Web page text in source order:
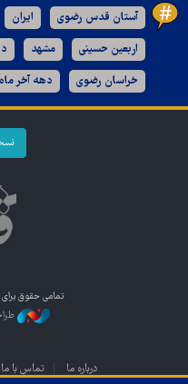
آستان قدس رضوی ایران
اربعین حسینی مشهد
خراسان رضوی دهه آخر
تمامی حقوق برای
درباره ما تماس با ما